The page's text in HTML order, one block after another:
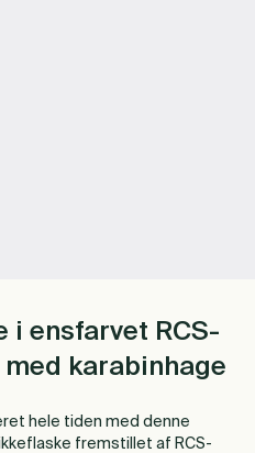
i ensfarvet RCS-
karabinhage
hele tiden med denne
fremstillet af RCS-